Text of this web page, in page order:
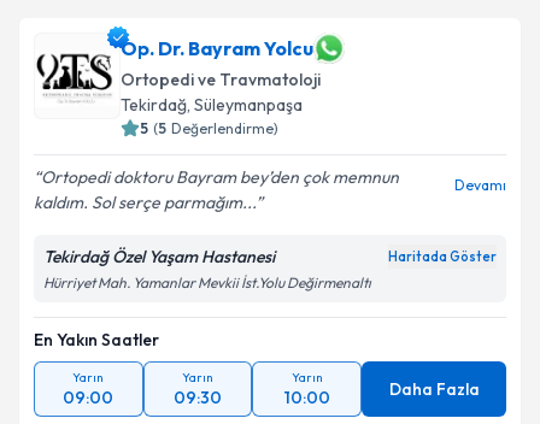
Op. Dr. Bayram Yolcu
Ortopedi ve Travmatoloji
Tekirdağ, Süleymanpaşa
5 (5 Değerlendirme)
Ortopedi doktoru Bayram bey’den çok memnun
kaldım. Sol serçe parmağım...
Devamı
Tekirdağ Özel Yaşam Hastanesi Haritada Göster
Hürriyet Mah. Yamanlar Mevkii İst.Yolu Değirmenaltı
En Yakın Saatler
Yarın
09:00
Yarın
09:30
Yarın
10:00 Daha Fazla